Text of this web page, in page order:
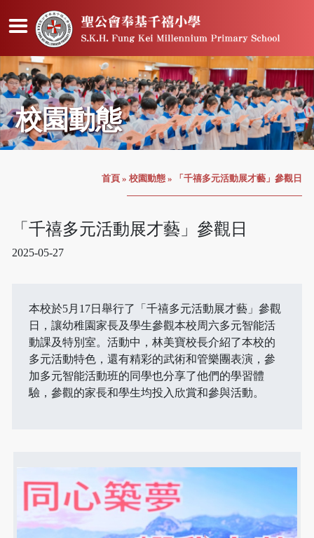
校園動態
首頁 » 校園動態 » 「千禧多元活動展才藝」參觀日
「千禧多元活動展才藝」參觀日
2025-05-27
本校於5月17日舉行了「千禧多元活動展才藝」參觀
日，讓幼稚園家長及學生參觀本校周六多元智能活
動課及特別室。活動中，林美寶校長介紹了本校的
多元活動特色，還有精彩的武術和管樂團表演，參
加多元智能活動班的同學也分享了他們的學習體
驗，參觀的家長和學生均投入欣賞和參與活動。